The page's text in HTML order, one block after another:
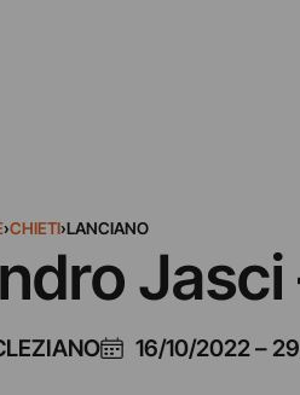
›CHIETI›LANCIANO
16/10/2022–